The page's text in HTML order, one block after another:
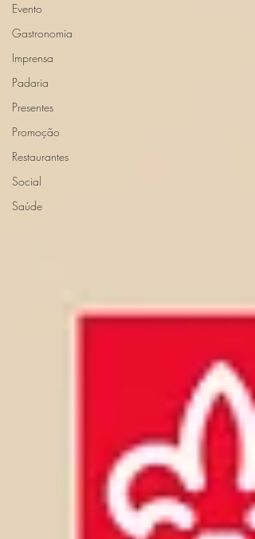
Evento
Gastronomia
Imprensa
Padaria
Presentes
Promoção
Restaurantes
Social
Saúde